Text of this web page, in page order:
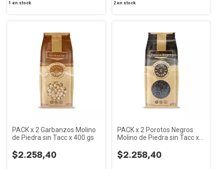
1 en stock 2 en stock
PACK x 2 Garbanzos Molino
de Piedra sin Tacc x 400 gs
$2.258,40
PACK x 2 Porotos Negros
Molino de Piedra sin Tacc x
$2.258,40